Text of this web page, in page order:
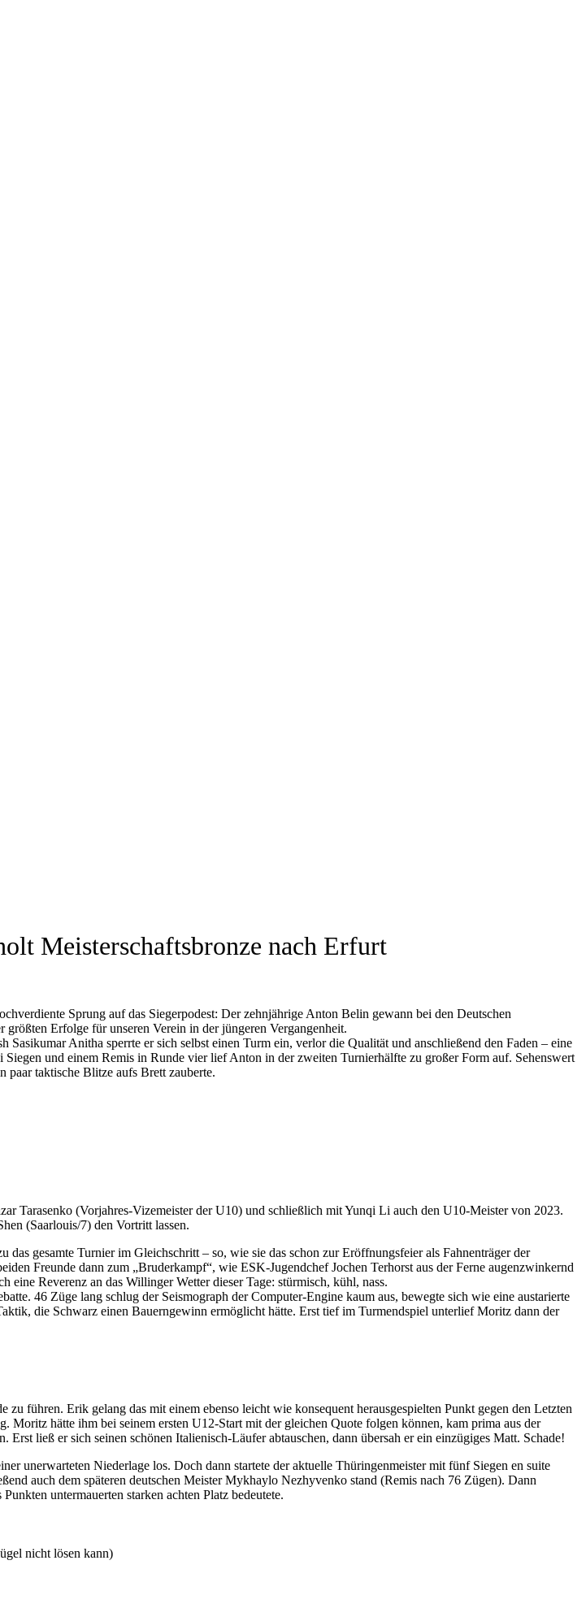
Meisterschaftsbronze nach Erfurt
Sprung auf das Siegerpodest: Der zehnjährige Anton Belin gewann bei den Deutschen
Erfolge für unseren Verein in der jüngeren Vergangenheit.
Anitha sperrte er sich selbst einen Turm ein, verlor die Qualität und anschließend den Faden – eine
und einem Remis in Runde vier lief Anton in der zweiten Turnierhälfte zu großer Form auf. Sehenswert
paar taktische Blitze aufs Brett zauberte.
Tarasenko (Vorjahres-Vizemeister der U10) und schließlich mit Yunqi Li auch den U10-Meister von 2023.
(Saarlouis/7) den Vortritt lassen.
gesamte Turnier im Gleichschritt – so, wie sie das schon zur Eröffnungsfeier als Fahnenträger der
Freunde dann zum „Bruderkampf“, wie ESK-Jugendchef Jochen Terhorst aus der Ferne augenzwinkernd
Reverenz an das Willinger Wetter dieser Tage: stürmisch, kühl, nass.
46 Züge lang schlug der Seismograph der Computer-Engine kaum aus, bewegte sich wie eine austarierte
die Schwarz einen Bauerngewinn ermöglicht hätte. Erst tief im Turmendspiel unterlief Moritz dann der
führen. Erik gelang das mit einem ebenso leicht wie konsequent herausgespielten Punkt gegen den Letzten
hätte ihm bei seinem ersten U12-Start mit der gleichen Quote folgen können, kam prima aus der
ließ er sich seinen schönen Italienisch-Läufer abtauschen, dann übersah er ein einzügiges Matt. Schade!
unerwarteten Niederlage los. Doch dann startete der aktuelle Thüringenmeister mit fünf Siegen en suite
auch dem späteren deutschen Meister Mykhaylo Nezhyvenko stand (Remis nach 76 Zügen). Dann
untermauerten starken achten Platz bedeutete.
nicht lösen kann)